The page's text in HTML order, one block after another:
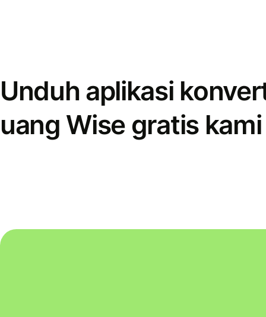
Unduh aplikasi
uang Wise gratis kami